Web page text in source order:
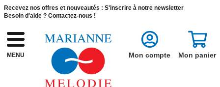
Recevez nos offres et nouveautés : S'inscrire à notre newsletter
Besoin d'aide ? Contactez-nous !
MENU Mon compte Mon panier